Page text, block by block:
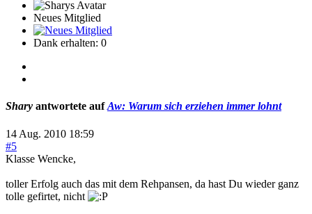
Neues Mitglied
Dank erhalten: 0
Shary antwortete aufAw: Warum sich erziehen immer lohnt
14 Aug. 2010 18:59
#5
Klasse Wencke,
toller Erfolg auch das mit dem Rehpansen, da hast Du wieder ganz
tolle gefirtet, nicht